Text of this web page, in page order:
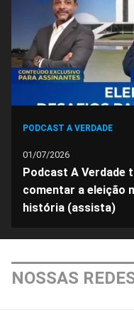
FacebookWhatsapp
PODCAST A VERDADE
01/07/2026
Podcast A Verdade
comentar a eleição
história (assista)
NOSSAS